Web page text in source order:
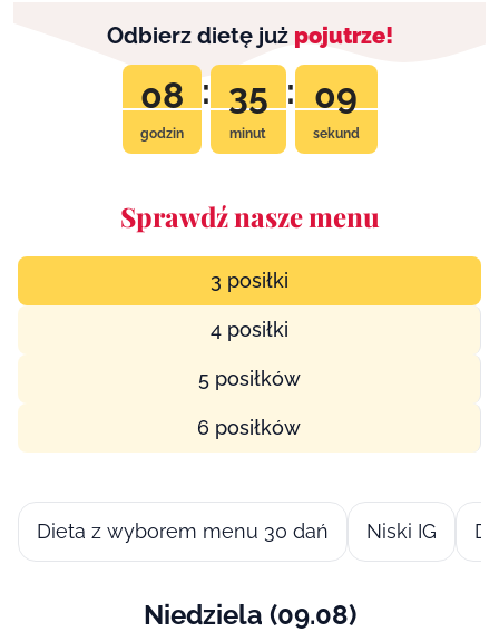
Odbierz dietę już pojutrze!
08
godzin
: 35
minut
: 08
sekund
Sprawdź nasze menu
3 posiłki
4 posiłki
5 posiłków
6 posiłków
Dieta z wyborem menu 30 dań Niski IG
Niedziela (09.08)